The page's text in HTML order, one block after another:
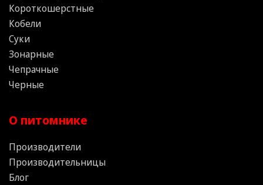
Короткошерстные
Кобели
Суки
Зонарные
Чепрачные
Черные
О питомнике
Производители
Производительницы
Блог